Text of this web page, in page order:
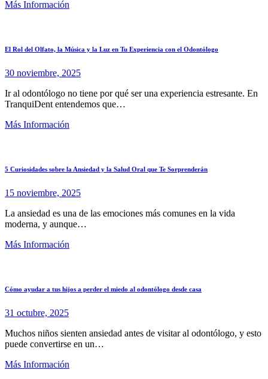
Más Información
El Rol del Olfato, la Música y la Luz en Tu Experiencia con el Odontólogo
30 noviembre, 2025
Ir al odontólogo no tiene por qué ser una experiencia estresante. En
TranquiDent entendemos que…
Más Información
5 Curiosidades sobre la Ansiedad y la Salud Oral que Te Sorprenderán
15 noviembre, 2025
La ansiedad es una de las emociones más comunes en la vida
moderna, y aunque…
Más Información
Cómo ayudar a tus hijos a perder el miedo al odontólogo desde casa
31 octubre, 2025
Muchos niños sienten ansiedad antes de visitar al odontólogo, y esto
puede convertirse en un…
Más Información